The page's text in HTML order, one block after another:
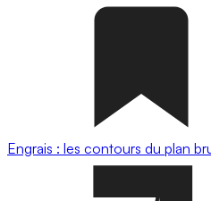
Engrais : les contours du plan